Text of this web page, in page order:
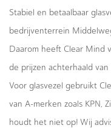
Stabiel en betaalbaar
bedrijventerrein
Daarom heeft Clear Mind
de prijzen achterhaald
Voor glasvezel gebruikt
van A-merken zoals KPN,
houdt het niet op! Wij